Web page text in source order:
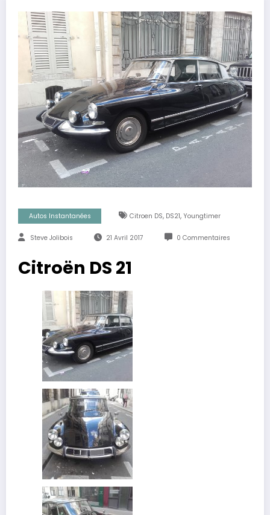
Autos Instantanées Citroen DS, DS21, Youngtimer
Steve Jolibois 21 Avril 2017 0 Commentaires
Citroën DS 21